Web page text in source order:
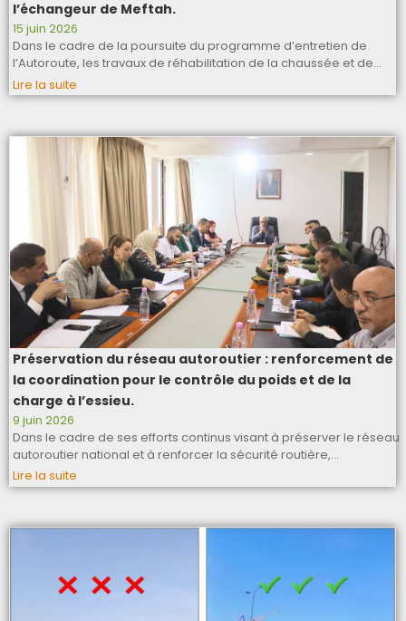
l’échangeur de Meftah.
15 juin 2026
Dans le cadre de la poursuite du programme d’entretien de
l’Autoroute, les travaux de réhabilitation de la chaussée et de…
Lire la suite
Préservation du réseau autoroutier : renforcement de
la coordination pour le contrôle du poids et de la
charge à l’essieu.
9 juin 2026
Dans le cadre de ses efforts continus visant à préserver le réseau
autoroutier national et à renforcer la sécurité routière,…
Lire la suite